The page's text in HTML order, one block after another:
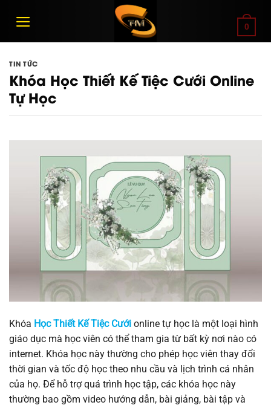
0
TIN TỨC
Khóa Học Thiết Kế Tiệc Cưới Online
Tự Học
Khóa Học Thiết Kế Tiệc Cưới online tự học là một loại hình
giáo dục mà học viên có thể tham gia từ bất kỳ nơi nào có
internet. Khóa học này thường cho phép học viên thay đổi
thời gian và tốc độ học theo nhu cầu và lịch trình cá nhân
của họ. Để hỗ trợ quá trình học tập, các khóa học này
thường bao gồm video hướng dẫn, bài giảng, bài tập và